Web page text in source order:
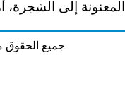
المعنونة إلى
جميع الحقوق محفوظة